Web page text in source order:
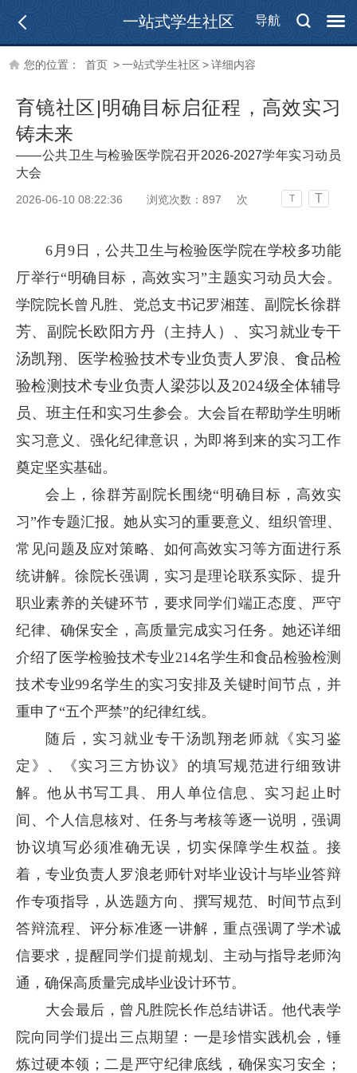
导航
一站式学生社区
您的位置： 首页 >一站式学生社区 >详细内容
育镜社区|明确目标启征程，高效实习
铸未来
——公共卫生与检验医学院召开2026-2027学年实习动员
大会
2026-06-10 08:22:36 浏览次数： 897 次 T T
6月9日，公共卫生与检验医学院在学校多功能
厅举行“明确目标，高效实习”主题实习动员大会。
学院院长曾凡胜、党总支书记罗湘莲、 副院长徐群
芳、副院长欧阳方丹（主持人）、实习就业专干
汤凯翔、医学检验技术专业负责人罗浪、食品检
验检测技术专业负责人梁莎以及2024级全体辅导
员、班主任和实习生参会。大会旨在帮助学生明晰
实习意义、强化纪律意识，为即将到来的实习工作
奠定坚实基础。
会上，徐群芳副院长围绕“明确目标，高效实
习”作专题汇报。她从实习的重要意义、组织管理、
常见问题及应对策略、如何高效实习等方面进行系
统讲解。徐院长强调，实习是理论联系实际、提升
职业素养的关键环节，要求同学们端正态度、严守
纪律、确保安全，高质量完成实习任务。她还详细
介绍了医学检验技术专业214名学生和食品检验检测
技术专业99名学生的实习安排及关键时间节点，并
重申了“五个严禁”的纪律红线。
随后，实习就业专干汤凯翔老师就《实习鉴
定》、《实习三方协议》的填写规范进行细致讲
解。他从书写工具、用人单位信息、实习起止时
间、个人信息核对、任务与考核等逐一说明，强调
协议填写必须准确无误，切实保障学生权益。接
着，专业负责人罗浪老师针对毕业设计与毕业答辩
作专项指导，从选题方向、撰写规范、时间节点到
答辩流程、评分标准逐一讲解，重点强调了学术诚
信要求，提醒同学们提前规划、主动与指导老师沟
通，确保高质量完成毕业设计环节。
大会最后，曾凡胜院长作总结讲话。他代表学
院向同学们提出三点期望：一是珍惜实践机会，锤
炼过硬本领；二是严守纪律底线，确保实习安全；